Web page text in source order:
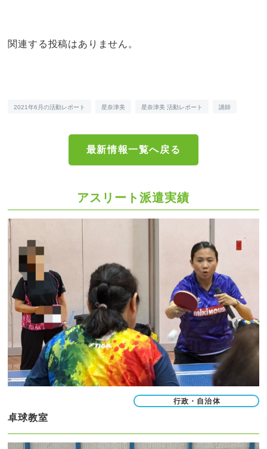
関連する投稿はありません。
2021年6月の活動レポート 星奈津美 星奈津美 活動レポート 講師
最新情報一覧へ戻る
アスリート派遣実績
行政・自治体
卓球教室